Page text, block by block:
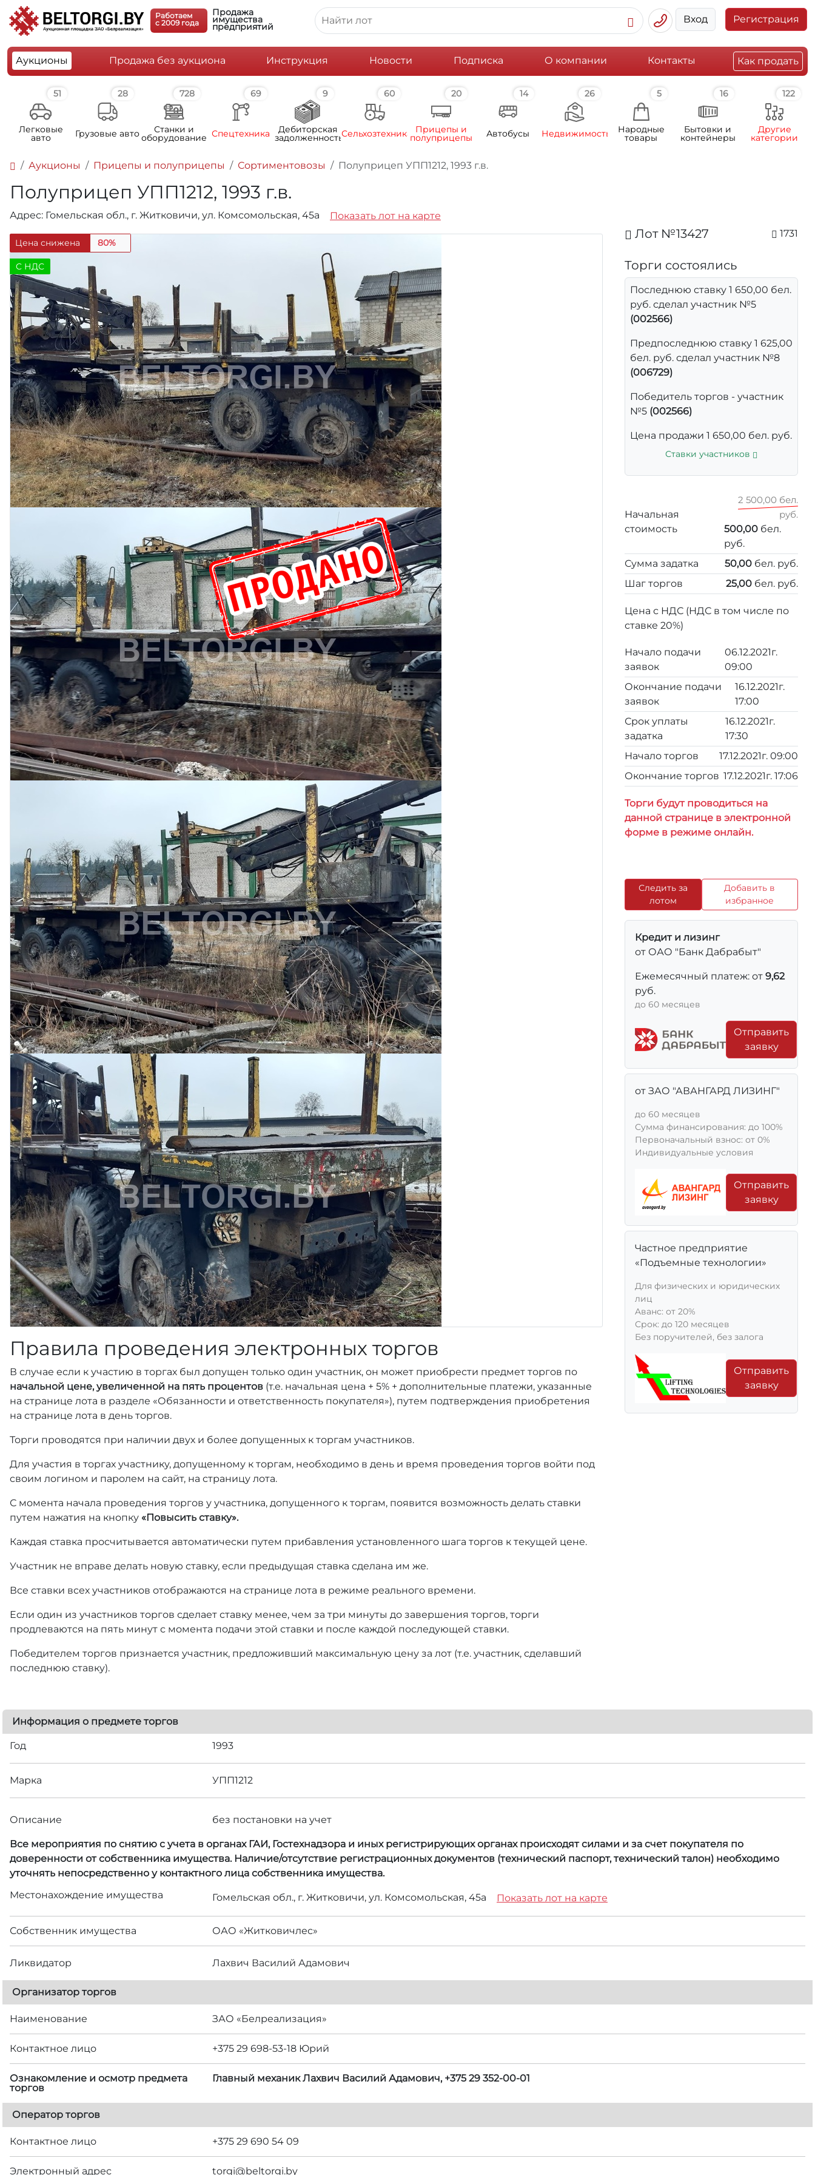
Работаем
c 2009 года
Продажа
имущества
предприятий
Вход Регистрация
Аукционы Продажа без аукциона Инструкция Новости Подписка О компании Контакты Как продать
51
Легковые
авто
28
Грузовые авто
728
Станки и
оборудование
69
Спецтехника
9
Дебиторская
задолженность
60
Сельхозтехника
20
Прицепы и
полуприцепы
14
Автобусы
26
Недвижимость
5
Народные
товары
16
Бытовки и
контейнеры
122
Другие
категории
Аукционы Прицепы и полуприцепы Сортиментовозы Полуприцеп УПП1212, 1993 г.в.
Полуприцеп УПП1212, 1993 г.в.
Адрес: Гомельская обл., г. Житковичи, ул. Комсомольская, 45а Показать лот на карте
Цена снижена 80%
C НДС
Правила проведения электронных торгов
В случае если к участию в торгах был допущен только один участник, он может приобрести предмет торгов по
начальной цене, увеличенной на пять процентов (т.е. начальная цена + 5% + дополнительные платежи, указанные
на странице лота в разделе «Обязанности и ответственность покупателя»), путем подтверждения приобретения
на странице лота в день торгов.
Торги проводятся при наличии двух и более допущенных к торгам участников.
Для участия в торгах участнику, допущенному к торгам, необходимо в день и время проведения торгов войти под
своим логином и паролем на сайт, на страницу лота.
С момента начала проведения торгов у участника, допущенного к торгам, появится возможность делать ставки
путем нажатия на кнопку «Повысить ставку».
Каждая ставка просчитывается автоматически путем прибавления установленного шага торгов к текущей цене.
Участник не вправе делать новую ставку, если предыдущая ставка сделана им же.
Все ставки всех участников отображаются на странице лота в режиме реального времени.
Если один из участников торгов сделает ставку менее, чем за три минуты до завершения торгов, торги
продлеваются на пять минут с момента подачи этой ставки и после каждой последующей ставки.
Победителем торгов признается участник, предложивший максимальную цену за лот (т.е. участник, сделавший
последнюю ставку).
Лот №13427 1731
Торги состоялись
Последнюю ставку 1 650,00 бел.
руб. сделал участник №5
(002566)
Предпоследнюю ставку 1 625,00
бел. руб. сделал участник №8
(006729)
Победитель торгов - участник
№5 (002566)
Цена продажи 1 650,00 бел. руб.
Ставки участников
Начальная
стоимость
2 500,00 бел.
руб.
500,00 бел.
руб.
Сумма задатка
50,00 бел. руб.
Шаг торгов
25,00 бел. руб.
Цена с НДС (НДС в том числе по
ставке 20%)
Начало подачи
заявок
06.12.2021г.
09:00
Окончание подачи
заявок
16.12.2021г.
17:00
Срок уплаты
задатка
16.12.2021г.
17:30
Начало торгов
17.12.2021г. 09:00
Окончание торгов 17.12.2021г. 17:06
Торги будут проводиться на
данной странице в электронной
форме в режиме онлайн.
Следить за
лотом
Добавить в
избранное
Кредит и лизинг
от ОАО "Банк Дабрабыт"
Ежемесячный платеж: от 9,62
руб.
до 60 месяцев
Отправить
заявку
от ЗАО "АВАНГАРД ЛИЗИНГ"
до 60 месяцев
Сумма финансирования: до 100%
Первоначальный взнос: от 0%
Индивидуальные условия
Отправить
заявку
Частное предприятие
«Подъемные технологии»
Для физических и юридических
лиц
Aванс: от 20%
Срок: до 120 месяцев
Без поручителей, без залога
Отправить
заявку
Информация о предмете торгов
Год 1993
Марка УПП1212
Описание без постановки на учет
Все мероприятия по снятию с учета в органах ГАИ, Гостехнадзора и иных регистрирующих органах происходят силами и за счет покупателя по
доверенности от собственника имущества. Наличие/отсутствие регистрационных документов (технический паспорт, технический талон) необходимо
уточнять непосредственно у контактного лица собственника имущества.
Местонахождение имущества
Гомельская обл., г. Житковичи, ул. Комсомольская, 45а Показать лот на карте
Собственник имущества ОАО «Житковичлес»
Ликвидатор Лахвич Василий Адамович
Организатор торгов
Наименование ЗАО «Белреализация»
Контактное лицо +375 29 698-53-18 Юрий
Ознакомление и осмотр предмета
торгов
Главный механик Лахвич Василий Адамович, +375 29 352-00-01
Оператор торгов
Контактное лицо +375 29 690 54 09
Электронный адрес torgi@beltorgi.by